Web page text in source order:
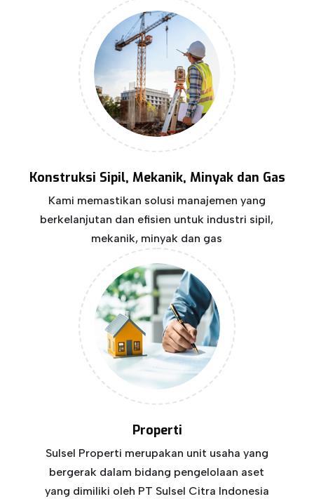
Konstruksi Sipil, Mekanik, Minyak dan Gas
Kami memastikan solusi manajemen yang
berkelanjutan dan efisien untuk industri sipil,
mekanik, minyak dan gas
Properti
Sulsel Properti merupakan unit usaha yang
bergerak dalam bidang pengelolaan aset
yang dimiliki oleh PT Sulsel Citra Indonesia